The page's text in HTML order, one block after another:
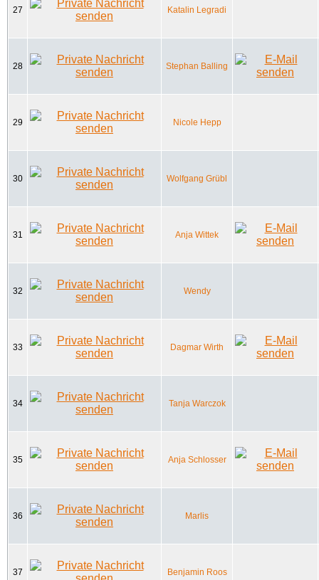
27 Katalin Legradi
28 Stephan Balling
29 Nicole Hepp
30 Wolfgang Grübl
31 Anja Wittek
32 Wendy
33 Dagmar Wirth
34 Tanja Warczok
35 Anja Schlosser
36 Marlis
37 Benjamin Roos